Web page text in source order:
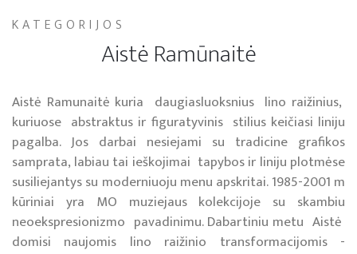
KATEGORIJOS
Aistė Ramūnaitė
Aistė Ramunaitė kuria daugiasluoksnius lino raižinius,
kuriuose abstraktus ir figuratyvinis stilius keičiasi liniju
pagalba. Jos darbai nesiejami su tradicine grafikos
samprata, labiau tai ieškojimai tapybos ir liniju plotmėse
susiliejantys su moderniuoju menu apskritai. 1985-2001 m
kūriniai yra MO muziejaus kolekcijoje su skambiu
neoekspresionizmo pavadinimu. Dabartiniu metu Aistė
domisi naujomis lino raižinio transformacijomis -